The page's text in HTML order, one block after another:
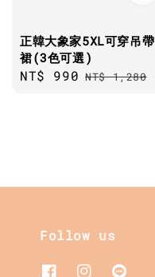
正韓大象家5XL可穿吊帶
裙(3色可選)
Sale
NT$ 990 Regular
NT$ 1,280
Follow us